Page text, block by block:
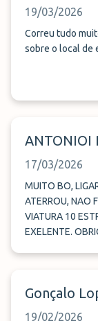
19/03/2026
Correu tudo
sobre o local de
ANTONIOI
17/03/2026
MUITO BO,
ATERROU, NAO
VIATURA 10
EXELENTE.
Gonçalo
19/02/2026